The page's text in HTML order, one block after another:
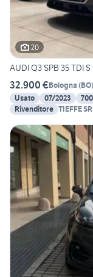
20
AUDI Q3 SPB 35 TDI
32.900 €Bologna (BO)
Usato
07/2023
Rivenditore TIEFFE